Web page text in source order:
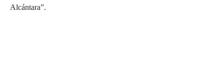
Alcántara”.